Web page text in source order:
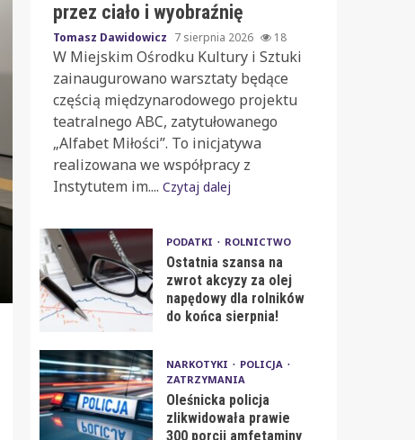
przez ciało i wyobraźnię
Tomasz Dawidowicz 7 sierpnia 2026 18
W Miejskim Ośrodku Kultury i Sztuki
zainaugurowano warsztaty będące
częścią międzynarodowego projektu
teatralnego ABC, zatytułowanego
„Alfabet Miłości”. To inicjatywa
realizowana we współpracy z
Instytutem im.... Czytaj dalej
PODATKI ROLNICTWO
Ostatnia szansa na
zwrot akcyzy za olej
napędowy dla rolników
do końca sierpnia!
NARKOTYKI
POLICJA
ZATRZYMANIA
Oleśnicka policja
zlikwidowała prawie
300 porcji amfetaminy